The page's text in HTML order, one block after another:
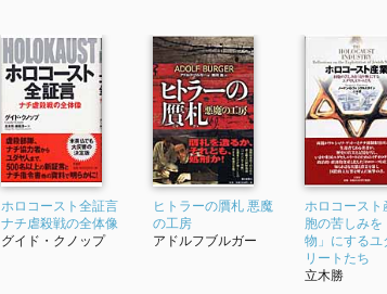
ホロコースト全証言
ナチ虐殺戦の全体像
グイド・クノップ
ヒトラーの贋札 悪魔
の工房
アドルフブルガー
ホロコースト
胞の苦しみを
物」にするユ
リートたち
立木勝